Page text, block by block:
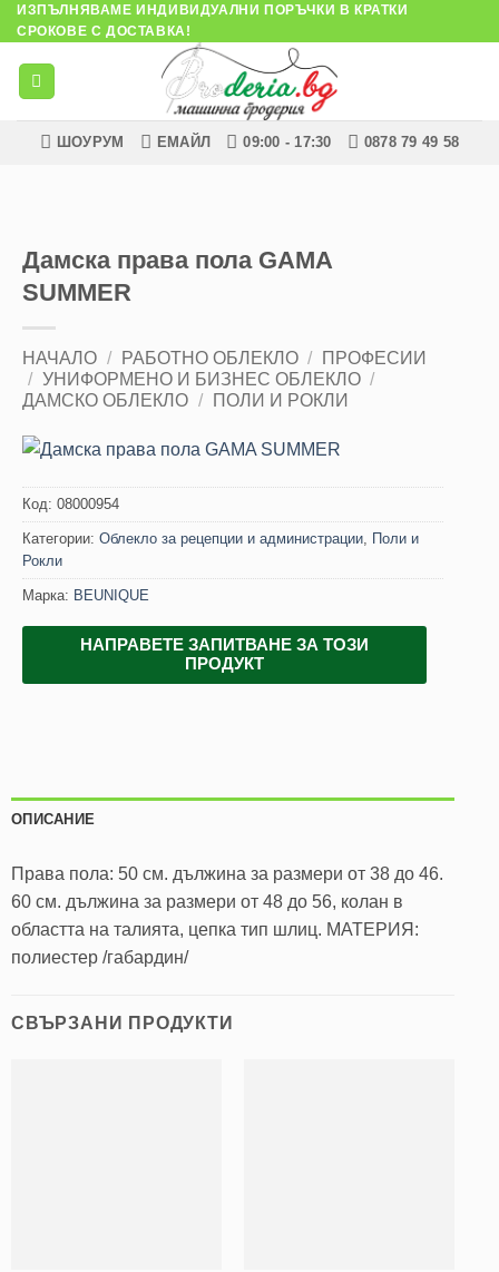
Skip
to
content
ИЗПЪЛНЯВАМЕ ИНДИВИДУАЛНИ ПОРЪЧКИ В КРАТКИ
СРОКОВЕ С ДОСТАВКА!
ШОУРУМ ЕМАЙЛ 09:00 - 17:30 0878 79 49 58
Дамска права пола GAMA
SUMMER
НАЧАЛО / РАБОТНО ОБЛЕКЛО /
ПРОФЕСИИ
/ УНИФОРМЕНО И БИЗНЕС ОБЛЕКЛО /
ДАМСКО ОБЛЕКЛО / ПОЛИ И РОКЛИ
Код: 08000954
Категории: Облекло за рецепции и администрации Поли и
Рокли
Марка: BEUNIQUE
НАПРАВЕТЕ ЗАПИТВАНЕ ЗА ТОЗИ
ПРОДУКТ
ОПИСАНИЕ
Права пола: 50 см. дължина за размери от 38 до 46.
60 см. дължина за размери от 48 до 56, колан в
областта на талията, цепка тип шлиц. МАТЕРИЯ:
полиестер /габардин/
СВЪРЗАНИ ПРОДУКТИ